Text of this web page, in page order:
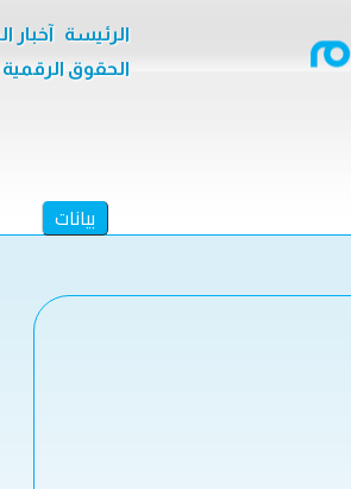
الرئيسة آخبار
الحقوق الرقمية
بيانات